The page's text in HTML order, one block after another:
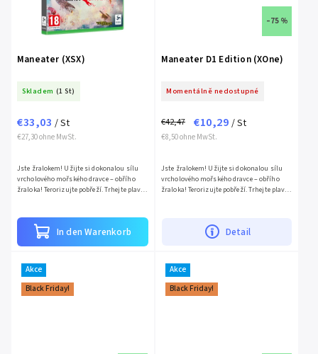
Maneater (XSX)
Skladem (1 St)
€27,30 ohne MwSt.
€33,03 / St
In den Warenkorb
Jste žralokem! Užijte si dokonalou sílu
vrcholového mořského dravce – obřího
žraloka! Terorizujte pobřeží. Trhejte plavce
–75 %
Maneater D1 Edition (XOne)
Momentálně nedostupné
€8,50 ohne MwSt.
€42,47 €10,29 / St
Detail
Jste žralokem! Užijte si dokonalou sílu
vrcholového mořského dravce – obřího
žraloka! Terorizujte pobřeží. Trhejte plavce
Akce
Black Friday!
Akce
Black Friday!